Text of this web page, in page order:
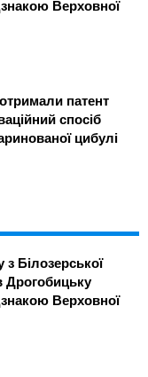
Верховної
патент
спосіб
цибулі
з Білозерської
Верховної